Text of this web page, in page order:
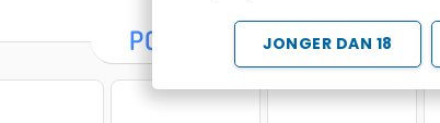
JONGER DAN 18
POPULAIRE SPELLETJES